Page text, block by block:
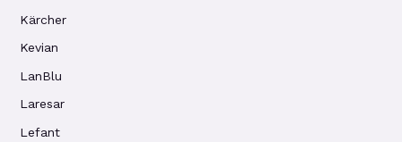
Kärcher
Kevian
LanBlu
Laresar
Lefant